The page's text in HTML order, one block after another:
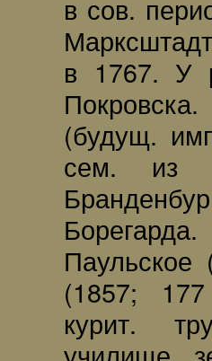
в сов.
в 1767. У
(будущ.
сем. из
(1857;
курит.